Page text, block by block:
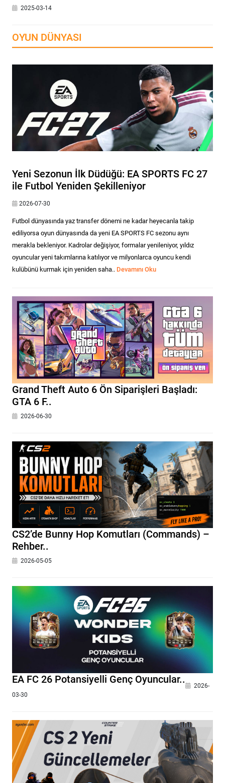
2025-03-14
OYUN DÜNYASI
Yeni Sezonun İlk Düdüğü: EA SPORTS FC 27
ile Futbol Yeniden Şekilleniyor
2026-07-30
Futbol dünyasında yaz transfer dönemi ne kadar heyecanla takip
ediliyorsa oyun dünyasında da yeni EA SPORTS FC sezonu aynı
merakla bekleniyor. Kadrolar değişiyor, formalar yenileniyor, yıldız
oyuncular yeni takımlarına katılıyor ve milyonlarca oyuncu kendi
kulübünü kurmak için yeniden saha.. Devamını Oku
Grand Theft Auto 6 Ön Siparişleri Başladı:
GTA 6 F..
2026-06-30
CS2’de Bunny Hop Komutları (Commands) –
Rehber..
2026-05-05
EA FC 26 Potansiyelli Genç Oyuncular..
2026-
03-30